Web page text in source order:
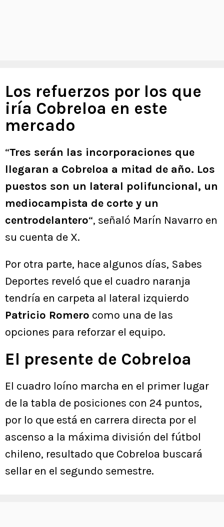
Los refuerzos por los que
iría Cobreloa en este
mercado
“Tres serán las incorporaciones que
llegaran a Cobreloa a mitad de año. Los
puestos son un lateral polifuncional, un
mediocampista de corte y un
centrodelantero“, señaló Marín Navarro en
su cuenta de X.
Por otra parte, hace algunos días, Sabes
Deportes reveló que el cuadro naranja
tendría en carpeta al lateral izquierdo
Patricio Romero como una de las
opciones para reforzar el equipo.
El presente de Cobreloa
El cuadro loíno marcha en el primer lugar
de la tabla de posiciones con 24 puntos,
por lo que está en carrera directa por el
ascenso a la máxima división del fútbol
chileno, resultado que Cobreloa buscará
sellar en el segundo semestre.